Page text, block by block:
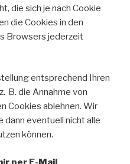
die sich je nach Cookie
die Cookies in den
Browsers jederzeit
entsprechend Ihren
B. die Annahme von
Cookies ablehnen. Wir
dann eventuell nicht alle
können.